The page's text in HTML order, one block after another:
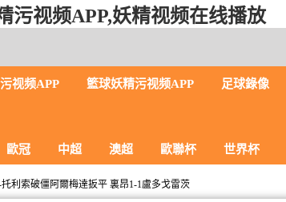
污视频APP,妖精视频在线播放
视频APP 籃球妖精污视频APP 足球錄像
歐冠 中超 澳超 歐聯杯 世界杯
利索破僵阿爾梅達扳平 裏昂1-1盧多戈雷茨